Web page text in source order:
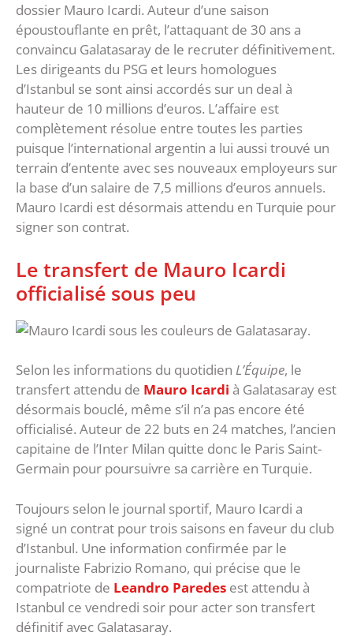
dossier Mauro Icardi. Auteur d’une saison
époustouflante en prêt, l’attaquant de 30 ans a
convaincu Galatasaray de le recruter définitivement.
Les dirigeants du PSG et leurs homologues
d’Istanbul se sont ainsi accordés sur un deal à
hauteur de 10 millions d’euros. L’affaire est
complètement résolue entre toutes les parties
puisque l’international argentin a lui aussi trouvé un
terrain d’entente avec ses nouveaux employeurs sur
la base d’un salaire de 7,5 millions d’euros annuels.
Mauro Icardi est désormais attendu en Turquie pour
signer son contrat.
Le transfert de Mauro Icardi
officialisé sous peu
Selon les informations du quotidien L’Équipe, le
transfert attendu de Mauro Icardi à Galatasaray est
désormais bouclé, même s’il n’a pas encore été
officialisé. Auteur de 22 buts en 24 matches, l’ancien
capitaine de l’Inter Milan quitte donc le Paris Saint-
Germain pour poursuivre sa carrière en Turquie.
Toujours selon le journal sportif, Mauro Icardi a
signé un contrat pour trois saisons en faveur du club
d’Istanbul. Une information confirmée par le
journaliste Fabrizio Romano, qui précise que le
compatriote de Leandro Paredes est attendu à
Istanbul ce vendredi soir pour acter son transfert
définitif avec Galatasaray.